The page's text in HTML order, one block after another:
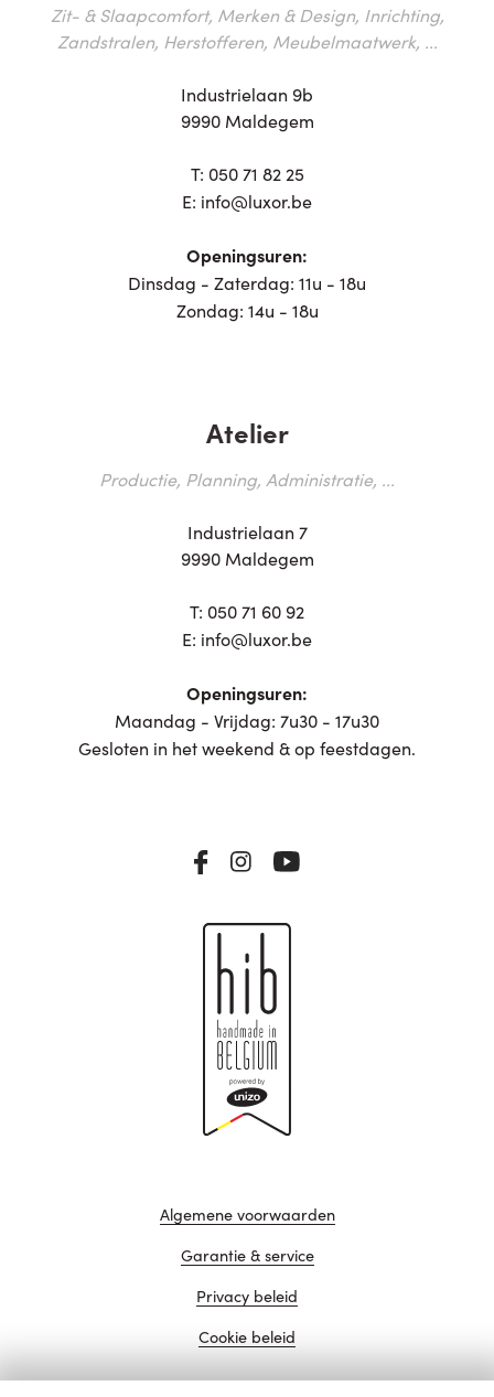
Zit- & Slaapcomfort, Merken & Design, Inrichting,
Zandstralen, Herstofferen, Meubelmaatwerk, ...
Industrielaan 9b
9990 Maldegem
T: 050 71 82 25
E: info@luxor.be
Openingsuren:
Dinsdag - Zaterdag: 11u - 18u
Zondag: 14u - 18u
Atelier
Productie, Planning, Administratie, ...
Industrielaan 7
9990 Maldegem
T: 050 71 60 92
E: info@luxor.be
Openingsuren:
Maandag - Vrijdag: 7u30 - 17u30
Gesloten in het weekend & op feestdagen.
Algemene voorwaarden
Garantie & service
Privacy beleid
Cookie beleid